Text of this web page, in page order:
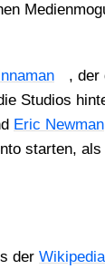
, der
Stu­di­os
Eric New­man
star­ten,
der Wiki­pe­dia